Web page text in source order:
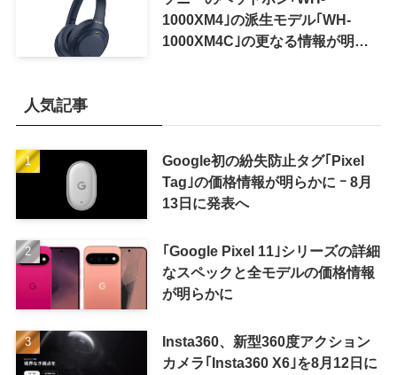
1000XM4｣の派生モデル｢WH-
1000XM4C｣の更なる情報が明ら
人気記事
Google初の紛失防止タグ｢Pixel
Tag｣の価格情報が明らかに ｰ 8月
13日に発表へ
｢Google Pixel 11｣シリーズの詳細
なスペックと全モデルの価格情報
が明らかに
Insta360、新型360度アクション
カメラ｢Insta360 X6｣を8月12日に